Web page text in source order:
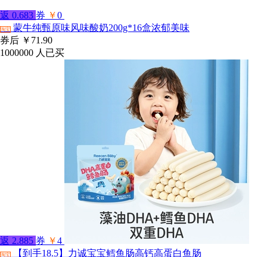
返 0.683 券 ￥0
淘宝 蒙牛纯甄原味风味酸奶200g*16盒浓郁美味
券后 ￥71.90
1000000 人已买
返 2.885 券 ￥4
淘宝
【到手18.5】力诚宝宝鳕鱼肠高钙高蛋白鱼肠